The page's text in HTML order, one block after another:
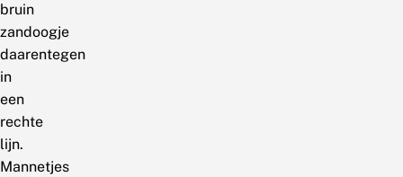
bruin
zandoogje
daarentegen
in
een
rechte
lijn.
Mannetjes